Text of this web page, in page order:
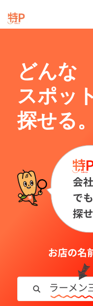
どんな
スポッ
探せる。